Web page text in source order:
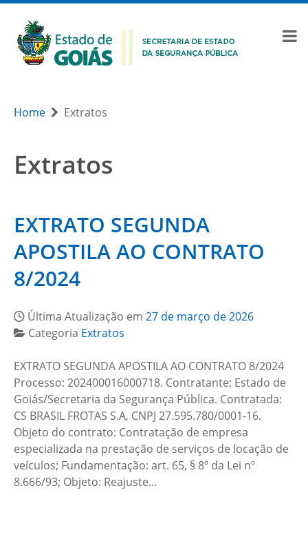
Home Extratos
Extratos
EXTRATO SEGUNDA
APOSTILA AO CONTRATO
8/2024
Última Atualização em 27 de março de 2026
Categoria Extratos
EXTRATO SEGUNDA APOSTILA AO CONTRATO 8/2024
Processo: 202400016000718. Contratante: Estado de
Goiás/Secretaria da Segurança Pública. Contratada:
CS BRASIL FROTAS S.A, CNPJ 27.595.780/0001-16.
Objeto do contrato: Contratação de empresa
especializada na prestação de serviços de locação de
veículos; Fundamentação: art. 65, § 8º da Lei nº
8.666/93; Objeto: Reajuste…